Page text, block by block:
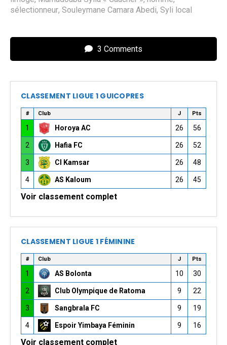
sélectionneur, Souleymane Camara Abedi, Syli local
3 Comments
CLASSEMENT LIGUE 1 GUICOPRES
# Club J Pts
1 Horoya AC 26 56
2 Hafia FC 26 52
3 CI Kamsar 26 48
4 AS Kaloum 26 45
Voir classement complet
CLASSEMENT LIGUE 1 FÉMININE
# Club J Pts
1 AS Bolonta 10 30
2 Club Olympique de Ratoma 9 22
3 Sangbrala FC 9 19
4 Espoir Yimbaya Féminin 9 16
Voir classement complet